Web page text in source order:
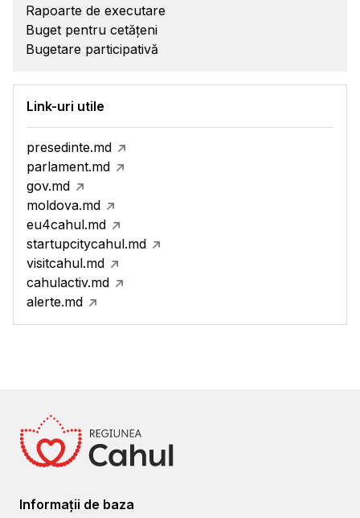
Rapoarte de executare
Buget pentru cetățeni
Bugetare participativă
Link-uri utile
presedinte.md
parlament.md
gov.md
moldova.md
eu4cahul.md
startupcitycahul.md
visitcahul.md
cahulactiv.md
alerte.md
Informații de baza